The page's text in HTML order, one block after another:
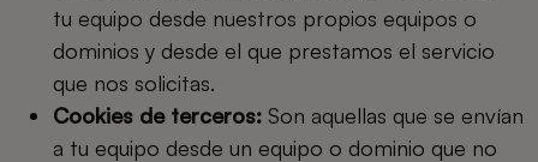
tu equipo desde nuestros propios equipos o
dominios y desde el que prestamos el servicio
que nos solicitas.
Cookies de terceros: Son aquellas que se envían
a tu equipo desde un equipo o dominio que no